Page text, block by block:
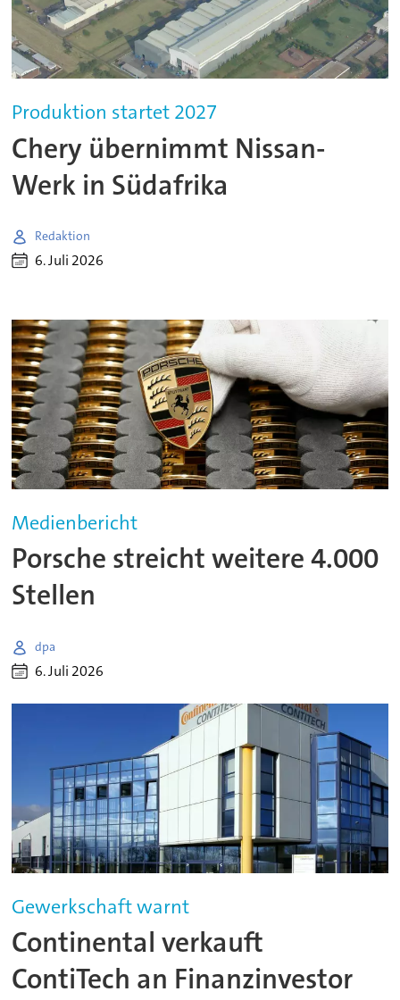
Produktion startet 2027
Chery übernimmt Nissan-
Werk in Südafrika
Redaktion
6. Juli 2026
Medienbericht
Porsche streicht weitere 4.000
Stellen
dpa
6. Juli 2026
Gewerkschaft warnt
Continental verkauft
ContiTech an Finanzinvestor